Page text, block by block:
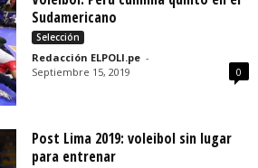
Sudamericano
Selección
Redacción ELPOLI.pe -
Septiembre 15, 2019
0
Post Lima 2019: voleibol sin lugar
para entrenar